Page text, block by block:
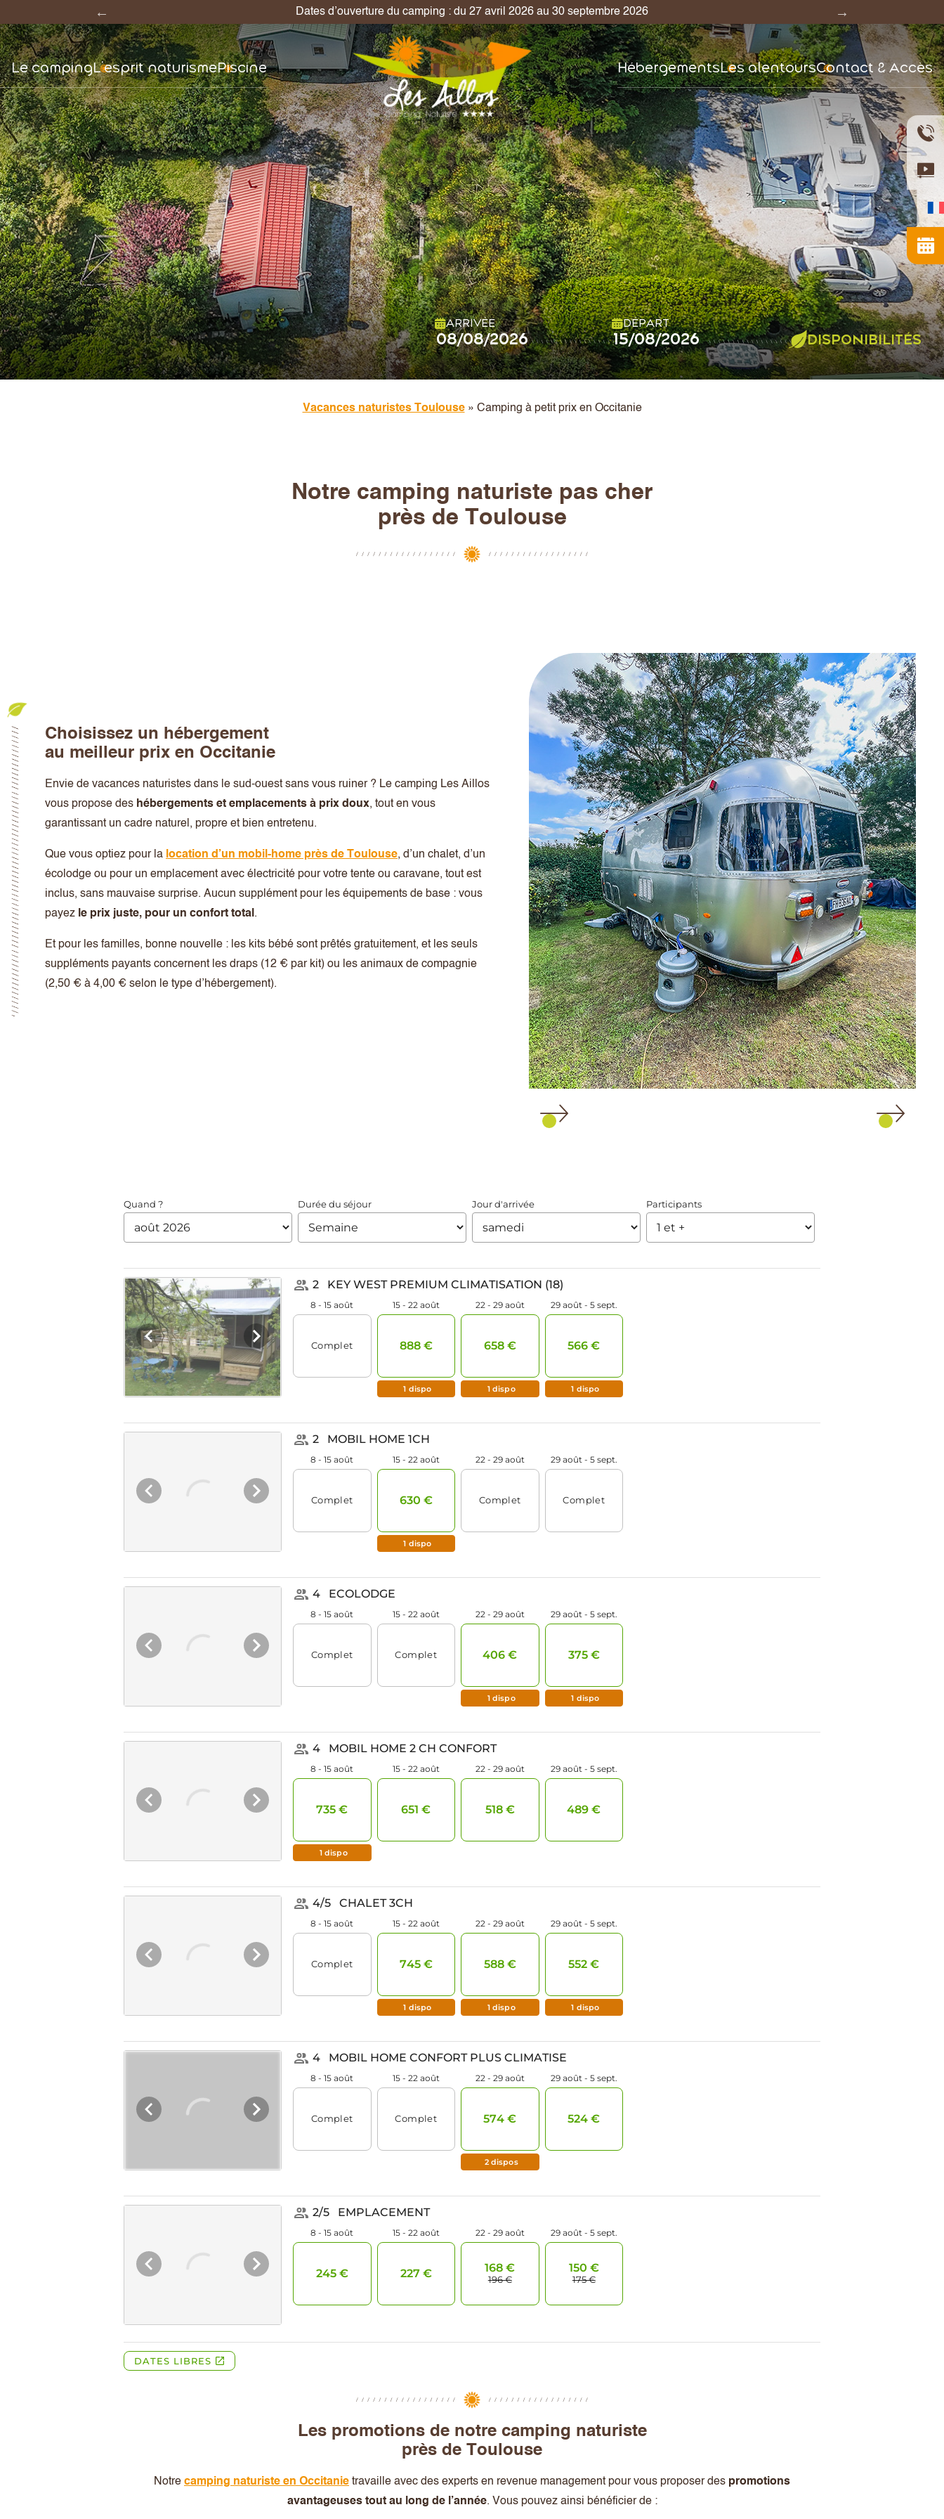
7 = 6 ! Profitez d’un séjour en emplacement d’une semaine au prix de 6 nuits
Le campingL’esprit naturismePiscine HébergementsLes alentoursContact & Accès
ARRIVÉE DÉPART
DISPONIBILITÉS
Vacances naturistes Toulouse» Camping à petit prix en Occitanie
Notre camping naturiste pas cher
près de Toulouse
Choisissez un hébergement
au meilleur prix en Occitanie
Envie de vacances naturistes dans le sud-ouest sans vous ruiner ? Le camping Les Aillos
vous propose des hébergements et emplacements à prix doux, tout en vous
garantissant un cadre naturel, propre et bien entretenu.
Que vous optiez pour la location d’un mobil-home près de Toulouse, d’un chalet, d’un
écolodge ou pour un emplacement avec électricité pour votre tente ou caravane, tout est
inclus, sans mauvaise surprise. Aucun supplément pour les équipements de base : vous
payez le prix juste, pour un confort total .
Et pour les familles, bonne nouvelle : les kits bébé sont prêtés gratuitement, et les seuls
suppléments payants concernent les draps (12 € par kit) ou les animaux de compagnie
(2,50 € à 4,00 € selon le type d’hébergement).
Les promotions de notre camping naturiste
près de Toulouse
Notre camping naturiste en Occitanie travaille avec des experts en revenue management pour vous proposer des promotions
avantageuses tout au long de l’année. Vous pouvez ainsi bénéficier de :